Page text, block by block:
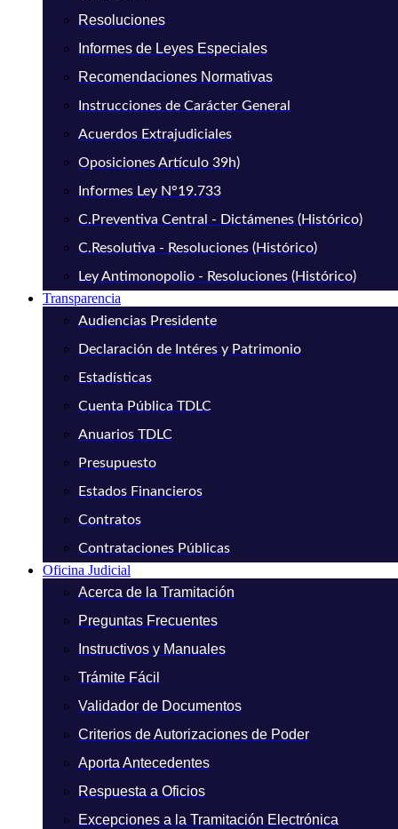
Resoluciones
Informes de Leyes Especiales
Recomendaciones Normativas
Instrucciones de Carácter General
Acuerdos Extrajudiciales
Oposiciones Artículo 39h)
Informes Ley N°19.733
C.Preventiva Central - Dictámenes (Histórico)
C.Resolutiva - Resoluciones (Histórico)
Ley Antimonopolio - Resoluciones (Histórico)
Transparencia
Audiencias Presidente
Declaración de Intéres y Patrimonio
Estadísticas
Cuenta Pública TDLC
Anuarios TDLC
Presupuesto
Estados Financieros
Contratos
Contrataciones Públicas
Oficina Judicial
Acerca de la Tramitación
Preguntas Frecuentes
Instructivos y Manuales
Trámite Fácil
Validador de Documentos
Criterios de Autorizaciones de Poder
Aporta Antecedentes
Respuesta a Oficios
Excepciones a la Tramitación Electrónica